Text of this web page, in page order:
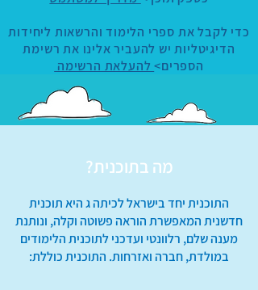
כדי לקבל את ספרי הלימוד והרשאות ליחידות
הדיגיטליות יש להעביר אלינו את רשימת
הספרים>להעלאת הרשימה
התוכנית יחד בישראל לכיתה ג היא תוכנית
חדשנית המאפשרת הוראה פשוטה וקלה, ונותנת
מענה שלם, רלוונטי ועדכני לתוכנית הלימודים
במולדת, חברה ואזרחות. התוכנית כוללת:
מה בתוכנית?